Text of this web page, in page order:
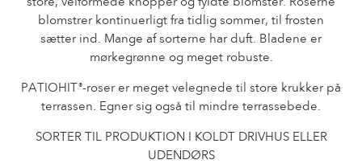
Historien om Poulsen Roser A/S
blomstrer kontinuerligt fra tidlig sommer, til frosten
sætter ind. Mange af sorterne har duft. Bladene er
mørkegrønne og meget robuste.
PATIOHIT®-roser er meget velegnede til store krukker på
terrassen. Egner sig også til mindre terrassebede.
SORTER TIL PRODUKTION I KOLDT DRIVHUS ELLER
UDENDØRS